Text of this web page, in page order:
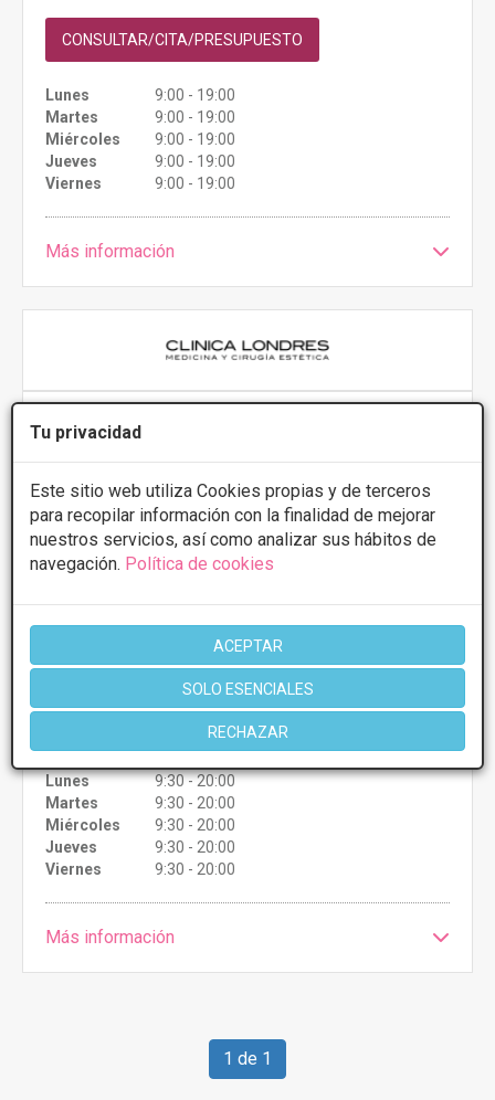
Tu privacidad
Este sitio web utiliza Cookies propias y de terceros
para recopilar información con la finalidad de mejorar
nuestros servicios, así como analizar sus hábitos de
navegación. Política de cookies
ACEPTAR
SOLO ESENCIALES
RECHAZAR
CONSULTAR/CITA/PRESUPUESTO
Lunes
9:00 - 19:00
Martes
9:00 - 19:00
Miércoles
9:00 - 19:00
Jueves
9:00 - 19:00
Viernes
9:00 - 19:00
Más información
Clinica Londres Pamplona
Calle de Iñigo Arista, 7, 31007 Pamplona,
Navarra, Pamplona
VER MAPA
PRIMERA CONSULTA GRATUITA & FINANCIACIÓN A
Presupuestos con5% de descuento *
CONSULTAR/CITA/PRESUPUESTO
Lunes
9:30 - 20:00
Martes
9:30 - 20:00
Miércoles
9:30 - 20:00
Jueves
9:30 - 20:00
Viernes
9:30 - 20:00
Más información
1 de 1